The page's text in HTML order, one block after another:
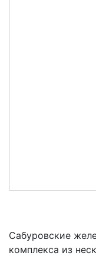
Сабуровские
комплекса из